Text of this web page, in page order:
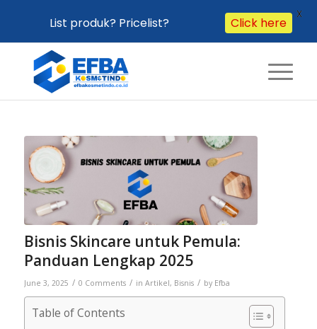
Bisnis Skincare untuk Pemula:
Panduan Lengkap 2025
June 3, 2025 / 0 Comments / in Artikel, Bisnis / by Efba
Table of Contents
List produk? Pricelist? Click here
X